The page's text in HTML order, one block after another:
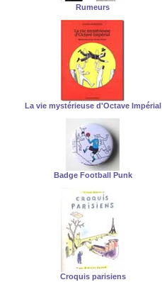
Rumeurs
La vie mystérieuse d'Octave Impérial
Badge Football Punk
Croquis parisiens